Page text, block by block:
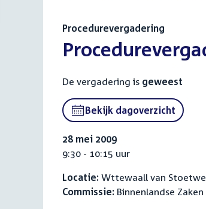
Procedurevergadering
:
De vergadering is geweest
Bekijk dagoverzicht
28 mei 2009
9:30 - 10:15 uur
Locatie: Wttewaall van
Commissie: Binnenlandse